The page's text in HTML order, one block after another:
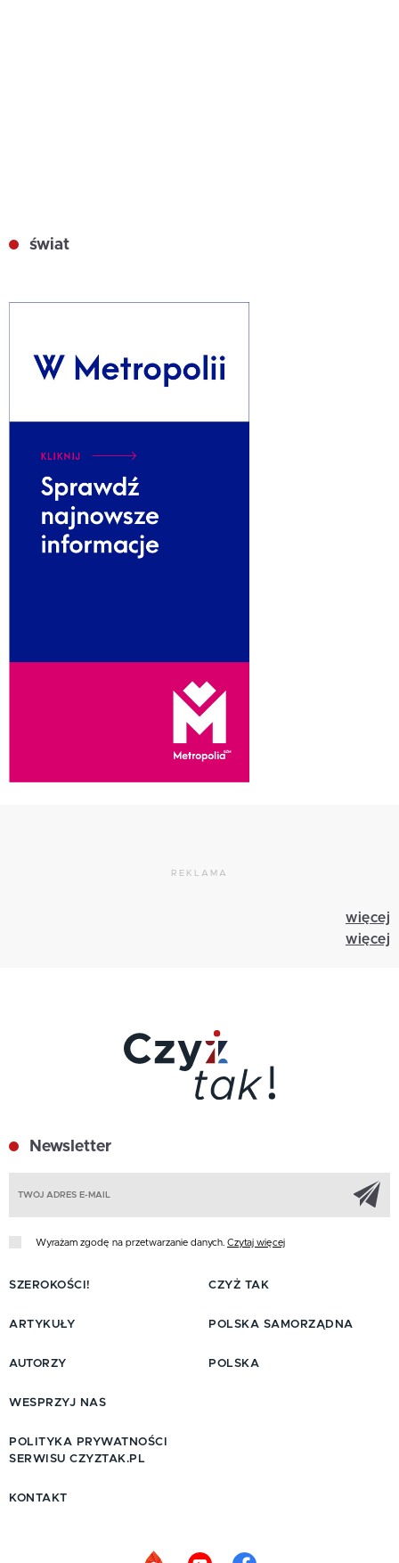
świat
REKLAMA
więcej
więcej
Newsletter
Wyrażam zgodę na przetwarzanie danych. Czytaj więcej
SZEROKOŚCI!
ARTYKUŁY
AUTORZY
CZYŻ TAK
POLSKA SAMORZĄDNA
POLSKA
WESPRZYJ NAS
POLITYKA PRYWATNOŚCI
SERWISU CZYZTAK.PL
KONTAKT